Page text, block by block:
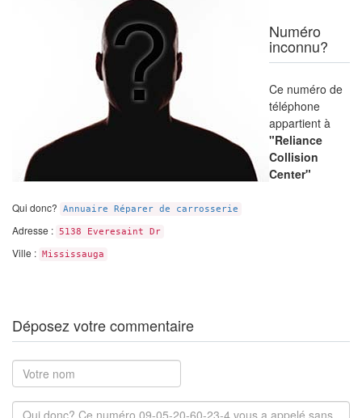
Numéro
inconnu?
Ce numéro de
téléphone
appartient à
"Reliance
Collision
Center"
Qui donc? Annuaire Réparer de carrosserie
Adresse : 5138 Everesaint Dr
Ville : Mississauga
Déposez votre commentaire